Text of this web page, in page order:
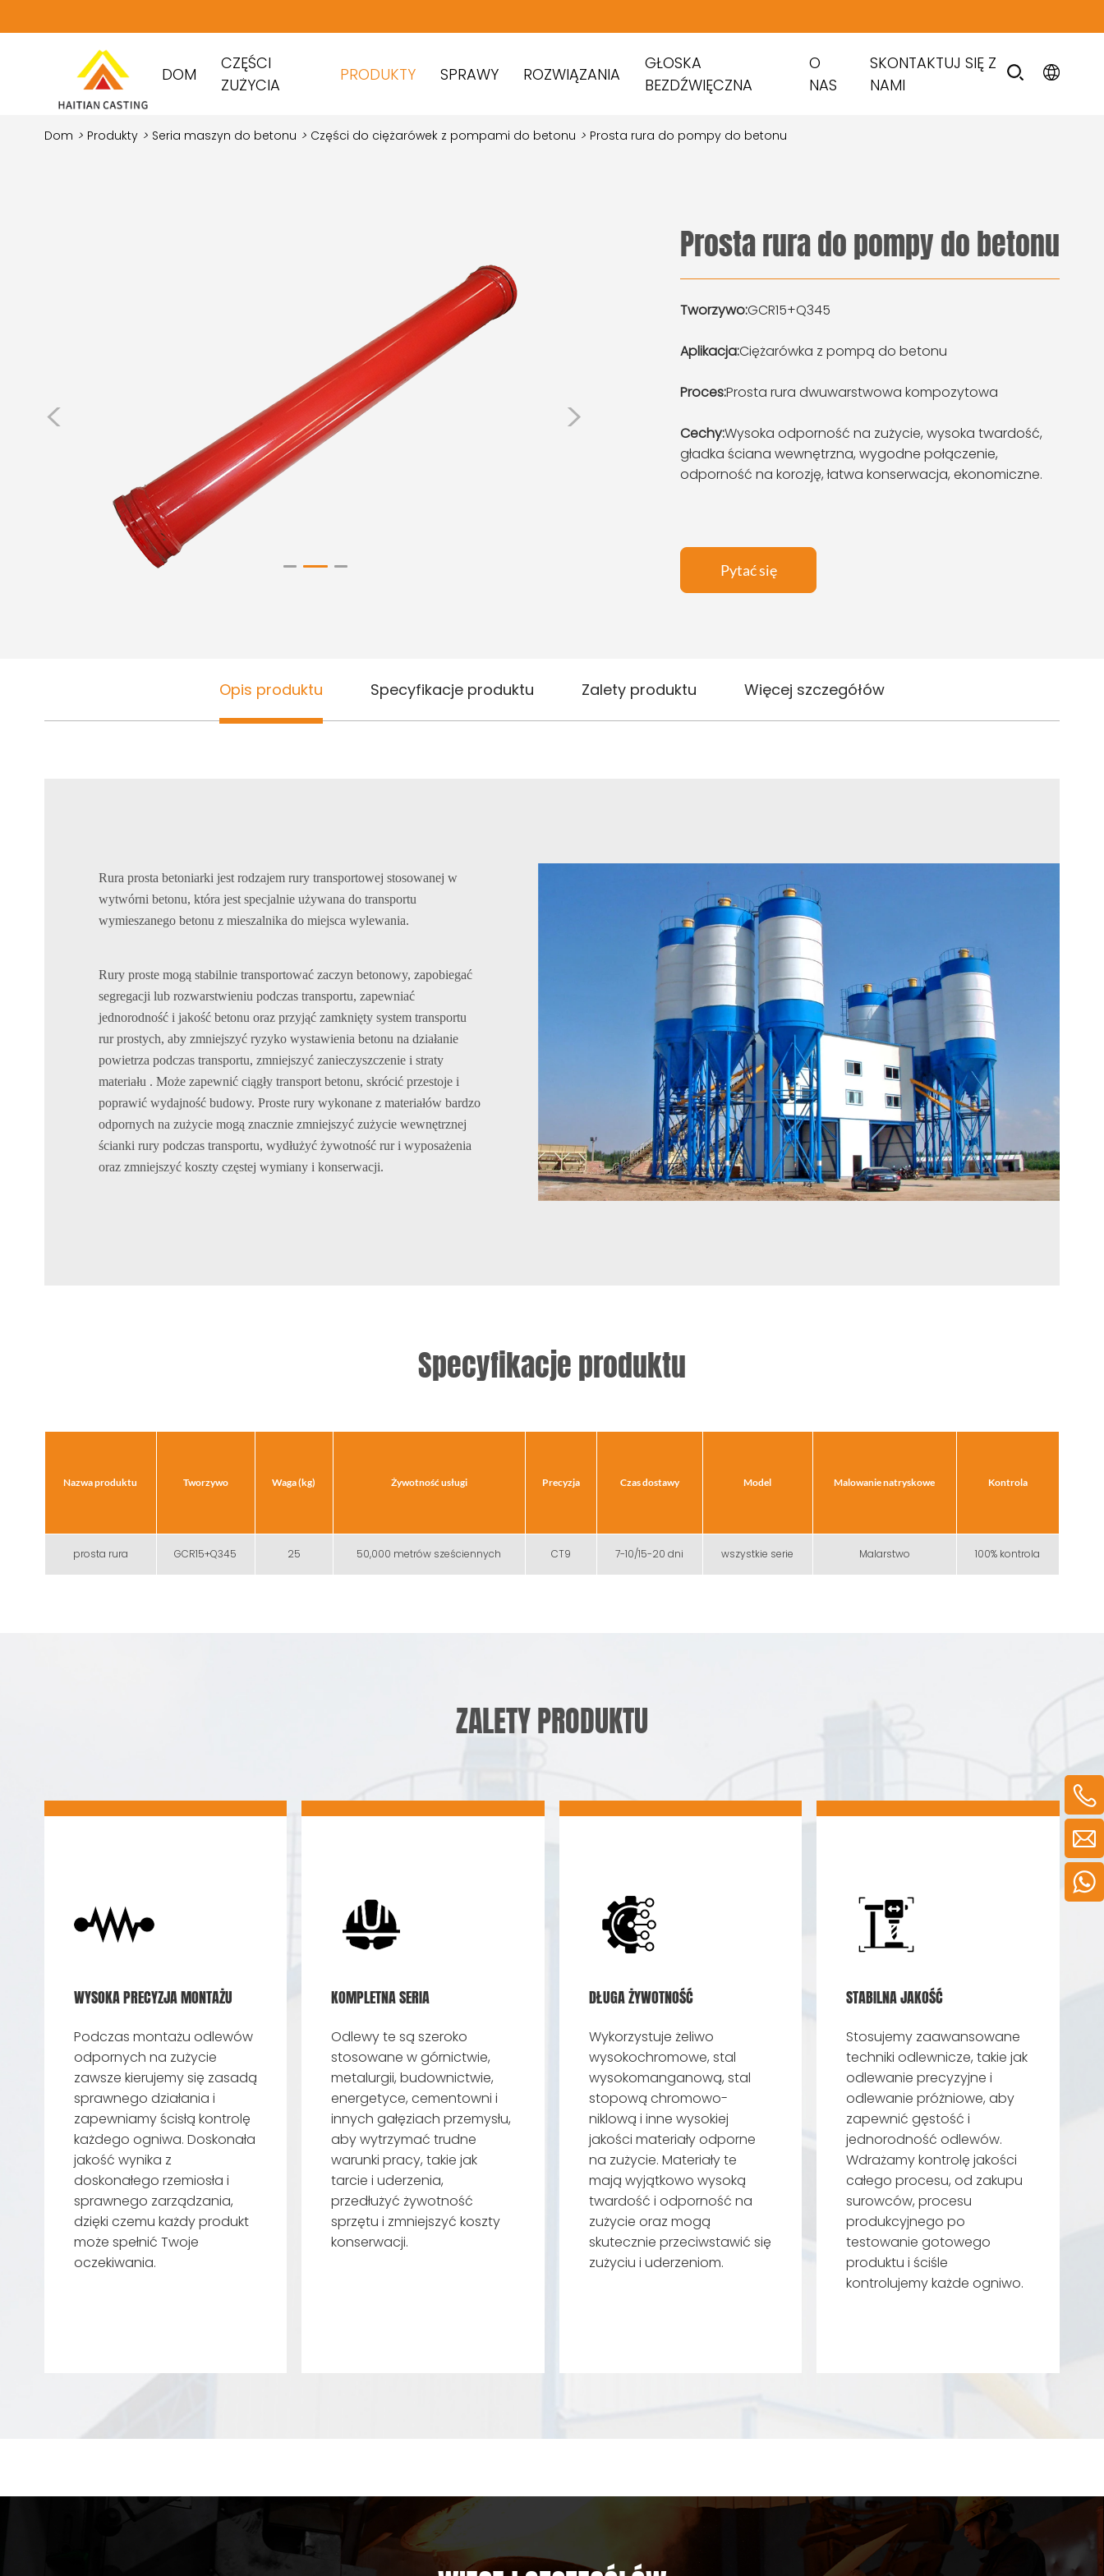
DOM
CZĘŚCI
ZUŻYCIA
PRODUKTY SPRAWY ROZWIĄZANIA
GŁOSKA
BEZDŹWIĘCZNA
O
NAS
SKONTAKTUJ SIĘ Z
NAMI
Dom > Produkty > Seria maszyn do betonu > Części do ciężarówek z pompami do betonu > Prosta rura do pompy do betonu
>
<
Prosta rura do pompy do betonu
Tworzywo:GCR15+Q345
Aplikacja:Ciężarówka z pompą do betonu
Proces:Prosta rura dwuwarstwowa kompozytowa
Cechy:Wysoka odporność na zużycie, wysoka twardość,
gładka ściana wewnętrzna, wygodne połączenie,
odporność na korozję, łatwa konserwacja, ekonomiczne.
Pytać się
Opis produktu Specyfikacje produktu Zalety produktu Więcej szczegółów
Rura prosta betoniarki jest rodzajem rury transportowej stosowanej w
wytwórni betonu, która jest specjalnie używana do transportu
wymieszanego betonu z mieszalnika do miejsca wylewania.
Rury proste mogą stabilnie transportować zaczyn betonowy, zapobiegać
segregacji lub rozwarstwieniu podczas transportu, zapewniać
jednorodność i jakość betonu oraz przyjąć zamknięty system transportu
rur prostych, aby zmniejszyć ryzyko wystawienia betonu na działanie
powietrza podczas transportu, zmniejszyć zanieczyszczenie i straty
materiału . Może zapewnić ciągły transport betonu, skrócić przestoje i
poprawić wydajność budowy. Proste rury wykonane z materiałów bardzo
odpornych na zużycie mogą znacznie zmniejszyć zużycie wewnętrznej
ścianki rury podczas transportu, wydłużyć żywotność rur i wyposażenia
oraz zmniejszyć koszty częstej wymiany i konserwacji.
Specyfikacje produktu
Nazwa produktu Tworzywo Waga (kg) Żywotność usługi Precyzja Czas dostawy Model Malowanie natryskowe Kontrola
prosta rura GCR15+Q345 25 50,000 metrów sześciennych CT9 7-10/15-20 dni wszystkie serie Malarstwo 100% kontrola
ZALETY PRODUKTU
WYSOKA PRECYZJA MONTAŻU
Podczas montażu odlewów
odpornych na zużycie
zawsze kierujemy się zasadą
sprawnego działania i
zapewniamy ścisłą kontrolę
każdego ogniwa. Doskonała
jakość wynika z
doskonałego rzemiosła i
sprawnego zarządzania,
dzięki czemu każdy produkt
może spełnić Twoje
oczekiwania.
KOMPLETNA SERIA
Odlewy te są szeroko
stosowane w górnictwie,
metalurgii, budownictwie,
energetyce, cementowni i
innych gałęziach przemysłu,
aby wytrzymać trudne
warunki pracy, takie jak
tarcie i uderzenia,
przedłużyć żywotność
sprzętu i zmniejszyć koszty
konserwacji.
DŁUGA ŻYWOTNOŚĆ
Wykorzystuje żeliwo
wysokochromowe, stal
wysokomanganową, stal
stopową chromowo-
niklową i inne wysokiej
jakości materiały odporne
na zużycie. Materiały te
mają wyjątkowo wysoką
twardość i odporność na
zużycie oraz mogą
skutecznie przeciwstawić się
zużyciu i uderzeniom.
STABILNA JAKOŚĆ
Stosujemy zaawansowane
techniki odlewnicze, takie jak
odlewanie precyzyjne i
odlewanie próżniowe, aby
zapewnić gęstość i
jednorodność odlewów.
Wdrażamy kontrolę jakości
całego procesu, od zakupu
surowców, procesu
produkcyjnego po
testowanie gotowego
produktu i ściśle
kontrolujemy każde ogniwo.